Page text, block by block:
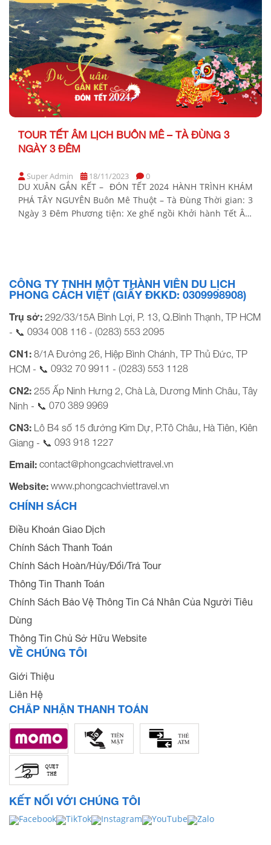
TOUR TẾT ÂM LỊCH BUÔN MÊ – TÀ ĐÙNG 3
NGÀY 3 ĐÊM
Super Admin 18/11/2023 0
DU XUÂN GẮN KẾT – ĐÓN TẾT 2024 HÀNH TRÌNH KHÁM
PHÁ TÂY NGUYÊN Buôn Mê Thuột – Tà Đùng Thời gian: 3
Ngày 3 Đêm Phương tiện: Xe ghế ngồi Khởi hành Tết Âm
CÔNG TY TNHH MỘT THÀNH VIÊN DU LỊCH
PHONG CÁCH VIỆT (GIẤY ĐKKD: 0309998908)
Trụ sở: 292/33/15A Bình Lợi, P. 13, Q.Bình Thạnh, TP HCM
- 📞 0934 008 116 - (0283) 553 2095
CN1: 8/1A Đường 26, Hiệp Bình Chánh, TP Thủ Đức, TP
HCM - 📞 0932 70 9911 - (0283) 553 1128
CN2: 255 Ấp Ninh Hưng 2, Chà Là, Dương Minh Châu, Tây
Ninh - 📞 070 389 9969
CN3: Lô B4 số 15 đường Kim Dự, P.Tô Châu, Hà Tiên, Kiên
Giang - 📞 093 918 1227
Email: contact@phongcachviettravel.vn
Website: www.phongcachviettravel.vn
CHÍNH SÁCH
Điều Khoản Giao Dịch
Chính Sách Thanh Toán
Chính Sách Hoàn/Hủy/Đổi/Trả Tour
Thông Tin Thanh Toán
Chính Sách Bảo Vệ Thông Tin Cá Nhân Của Người Tiêu
Dùng
Thông Tin Chủ Sở Hữu Website
VỀ CHÚNG TÔI
Giới Thiệu
Liên Hệ
CHẤP NHẬN THANH TOÁN
KẾT NỐI VỚI CHÚNG TÔI